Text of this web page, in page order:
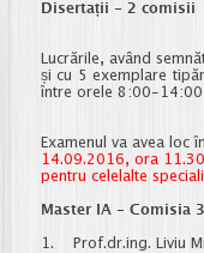
Disertații - 2 comisii
Lucrările, având
și cu 5 exemplare
între orele 8:00-
Examenul va avea loc
14.09.2016, ora
pentru celelalte
Master IA - Comisia
1. Prof.dr.ing. Liviu